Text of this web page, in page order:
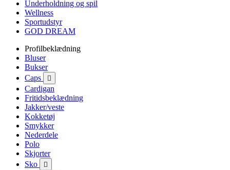
Underholdning og spil
Wellness
Sportudstyr
GOD DREAM
Profilbeklædning
Bluser
Bukser
Caps

Cardigan
Fritidsbeklædning
Jakker/veste
Kokketøj
Smykker
Nederdele
Polo
Skjorter
Sko
